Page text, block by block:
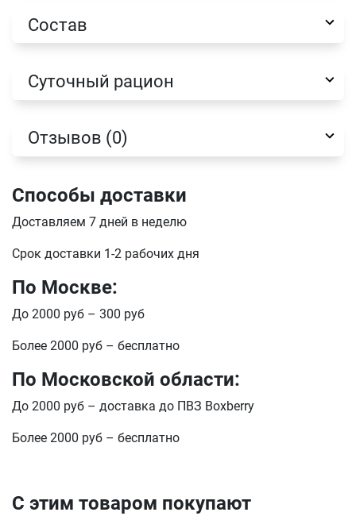
Состав
Суточный рацион
Отзывов (0)
Способы доставки
Доставляем 7 дней в неделю
Срок доставки 1-2 рабочих дня
По Москве:
До 2000 руб – 300 руб
Более 2000 руб – бесплатно
По Московской области:
До 2000 руб – доставка до ПВЗ Boxberry
Более 2000 руб – бесплатно
С этим товаром покупают
Продолжить покупки
Оформить заказ
Имя